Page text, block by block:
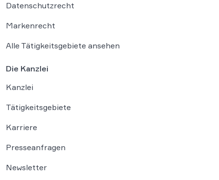
Datenschutzrecht
Markenrecht
Alle Tätigkeitsgebiete ansehen
Die Kanzlei
Kanzlei
Tätigkeitsgebiete
Karriere
Presseanfragen
Newsletter